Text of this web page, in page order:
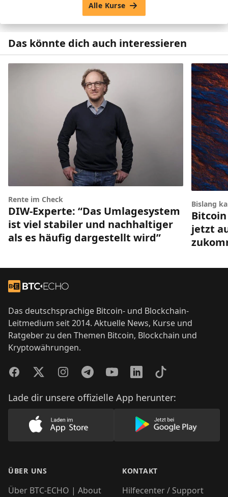
Alle Kurse
Das könnte dich auch interessieren
Rente im Check
DIW-Experte: “Das Umlagesystem
ist viel stabiler und nachhaltiger
als es häufig dargestellt wird”
Bislang
Bitcoin
jetzt
Zur Startseite
Das deutschsprachige Bitcoin- und Blockchain-
Leitmedium seit 2014. Aktuelle News, Kurse und
Ratgeber zu den Themen Bitcoin, Blockchain und
Kryptowährungen.
FacebookTwitterInstagramTelegramYouTubeLinkedInTikTok
Lade dir unsere offizielle App herunter:
Lade unsere App im AppStore herunter
Lade unsere
ÜBER UNS
Über BTC-ECHO | About
KONTAKT
Hilfecenter / Support